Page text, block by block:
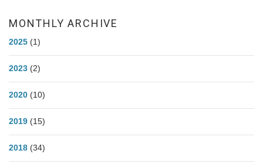
MONTHLY ARCHIVE
2025 (1)
2023 (2)
2020 (10)
2019 (15)
2018 (34)